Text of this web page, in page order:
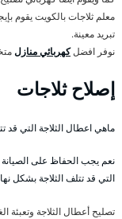
معلم ثلاجات بالكويت يقوم
تبريد معينة.
نوفر افضلكهربائي منازل
إصلاح ثلاجات
ماهي اعطال الثلاجة التي قد
نعم يجب الحفاظ على الصيانة
التي قد تتلف الثلاجة بشكل
تصليح أعطال الثلاجة